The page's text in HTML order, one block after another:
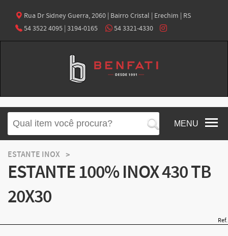
Rua Dr Sidney Guerra, 2060 | Bairro Cristal | Erechim | RS
54 3522 4095 | 3194-0165
54 3321-4330
MENU
ESTANTE INOX
ESTANTE 100% INOX 430 TB
20X30
Ref.